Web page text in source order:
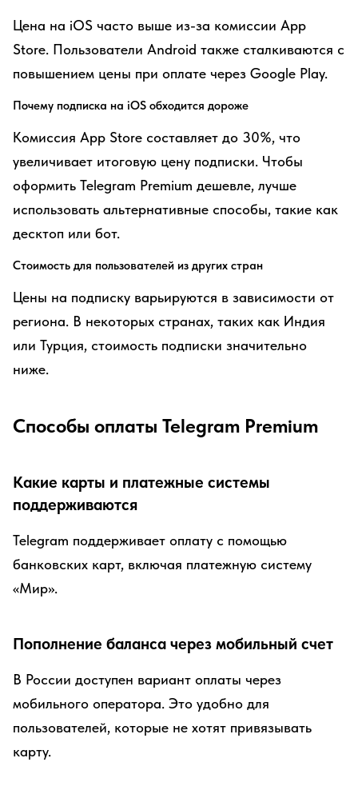
Цена на iOS часто выше из-за комиссии App
Store. Пользователи Android также сталкиваются с
повышением цены при оплате через Google Play.
Почему подписка на iOS обходится дороже
Комиссия App Store составляет до 30%, что
увеличивает итоговую цену подписки. Чтобы
оформить Telegram Premium дешевле, лучше
использовать альтернативные способы, такие как
десктоп или бот.
Стоимость для пользователей из других стран
Цены на подписку варьируются в зависимости от
региона. В некоторых странах, таких как Индия
или Турция, стоимость подписки значительно
ниже.
Способы оплаты Telegram Premium
Какие карты и платежные системы
поддерживаются
Telegram поддерживает оплату с помощью
банковских карт, включая платежную систему
«Мир».
Пополнение баланса через мобильный счет
В России доступен вариант оплаты через
мобильного оператора. Это удобно для
пользователей, которые не хотят привязывать
карту.